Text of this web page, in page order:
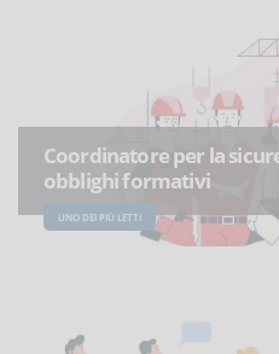
Coordinatore per la
obblighi formativi
UNO DEI PIÙ LETTI